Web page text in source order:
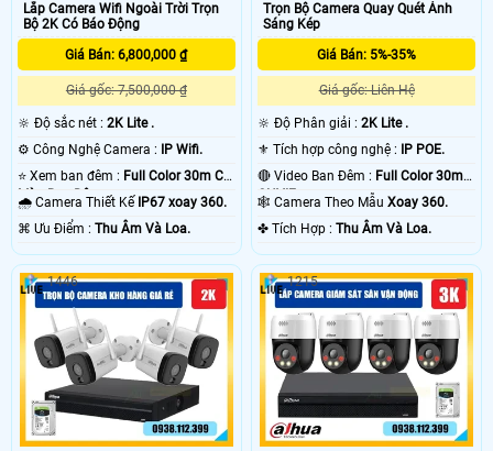
Lắp Camera Wifi Ngoài Trời Trọn
Bộ 2K Có Báo Động
Giá Bán: 6,800,000 ₫
Giá gốc: 7,500,000 ₫
🔆 Độ sắc nét : 2K Lite .
⚙ Công Nghệ Camera :
IP Wifi.
⭐ Xem ban đêm : Full Color 30m Có
Màu Ban Ðêm.
🌧️ Camera Thiết Kế IP67 xoay 360.
️⌘ Ưu Điểm : Thu Âm Và Loa.
Trọn Bộ Camera Quay Quét Ánh
Sáng Kép
Giá Bán: 5%-35%
Giá gốc: Liên Hệ
🔆 Độ Phân giải :2K Lite .
⚜️ Tích hợp công nghệ :
IP POE.
🔴 Video Ban Đêm : Full Color 30m
ONVIF.🕸️ Camera Theo MẫuXoay 360.
️✤ Tích Hợp :Thu Âm Và Loa.
1446 1215